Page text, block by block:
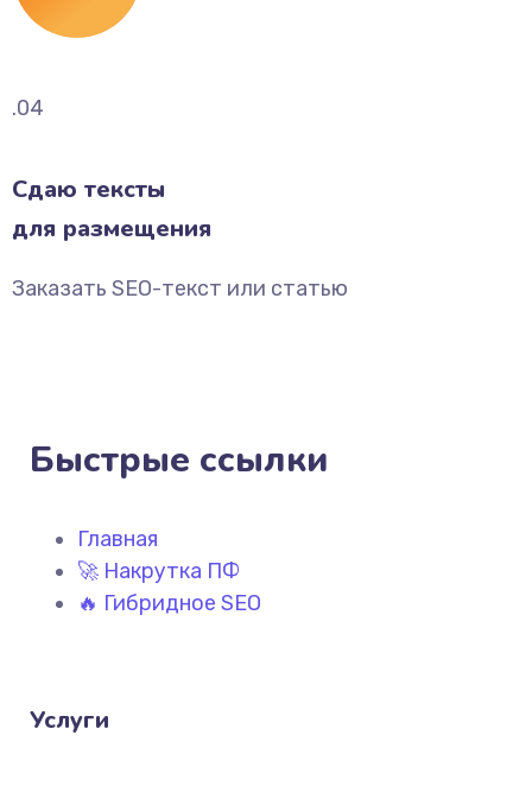
.04
Сдаю тексты
для размещения
Заказать SEO-текст или статью
Быстрые ссылки
Главная
🚀 Накрутка ПФ
🔥 Гибридное SEO
Услуги